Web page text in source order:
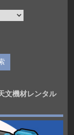
文機材レンタル